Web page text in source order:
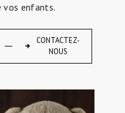
vos enfants.
CONTACTEZ-
NOUS